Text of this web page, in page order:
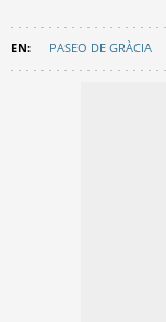
PASEO DE GRÀCIA